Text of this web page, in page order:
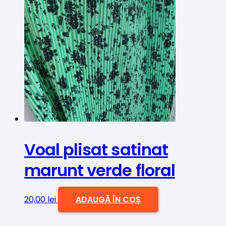
fost:
75,00 lei.
60,00 lei.
Voal plisat satinat
marunt verde floral
20,00 lei ADAUGĂ ÎN COȘ